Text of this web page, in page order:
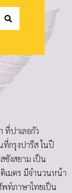
ที่ปาเลอกัว
ที่กรุงปารีส ในปี
ซังสยาม เป็น
เมตร มีจำนวนหน้า
ท์ภาษาไทยเป็น